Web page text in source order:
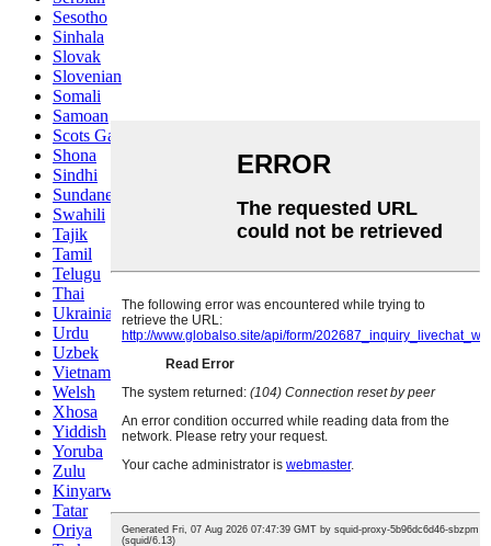
Sesotho
Sinhala
Slovak
Slovenian
Somali
Samoan
Scots Gaelic
Shona
Sindhi
Sundanese
Swahili
Tajik
Tamil
Telugu
Thai
Ukrainian
Urdu
Uzbek
Vietnamese
Welsh
Xhosa
Yiddish
Yoruba
Zulu
Kinyarwanda
Tatar
Oriya